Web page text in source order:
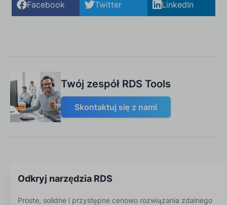
Facebook Twitter LinkedIn
Twój zespół RDS Tools
Skontaktuj się z nami
Odkryj narzędzia RDS
Proste, solidne i przystępne cenowo rozwiązania zdalnego